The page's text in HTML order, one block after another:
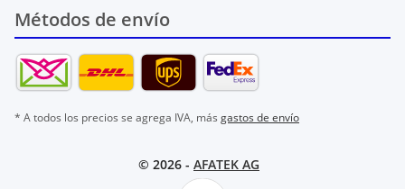
Métodos de envío
* A todos los precios se agrega IVA, más gastos de envío
© 2026 - AFATEK AG